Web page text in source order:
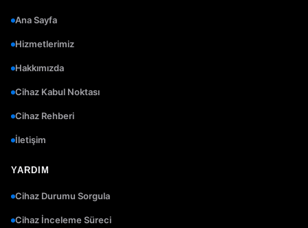
Ana Sayfa
Hizmetlerimiz
Hakkımızda
Cihaz Kabul Noktası
Cihaz Rehberi
İletişim
YARDIM
Cihaz Durumu Sorgula
Cihaz İnceleme Süreci